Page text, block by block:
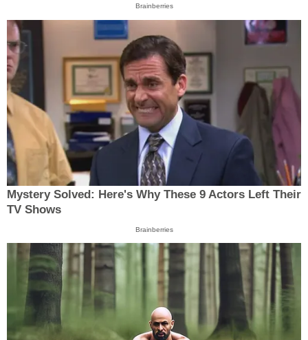
Brainberries
Mystery Solved: Here's Why These 9 Actors Left Their
TV Shows
Brainberries